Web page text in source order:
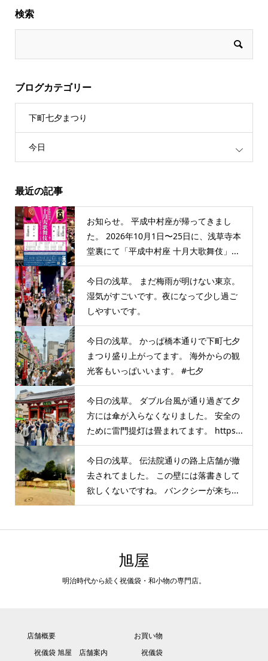
検索
ブログカテゴリー
下町七夕まつり
今日
最近の記事
お知らせ。 平成中村座が帰ってきまし
た。 2026年10月1日〜25日に、浅草寺本
堂裏にて「平成中村座 十月大歌舞伎」...
今日の浅草。 まだ梅雨が明けない東京。
湿気がすごいです。夜になって少し過ご
しやすいです。
今日の浅草。 かっぱ橋本通りで下町七夕
まつり盛り上がってます。 海外からの観
光客もいっぱいいます。 #七夕
今日の浅草。 ダブル台風が通り過ぎて夕
方には傘が入らなくなりました。 安全の
ために雷門提灯は畳まれてます。 https...
今日の浅草。 伝法院通りの路上店舗が撤
去されてました。 この壁には落書きして
欲しくないですね。 バンクシーが来ち...
旭屋
明治時代から続く祝儀袋・和小物の専門店。
店舗概要
祝儀袋 旭屋 店舗案内
お買い物
祝儀袋